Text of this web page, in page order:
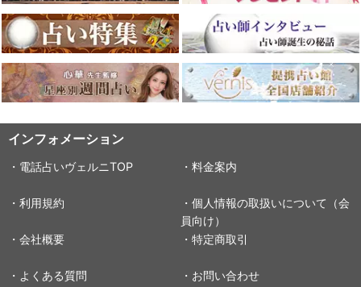
インフォメーション
・電話占いヴェルニTOP ・料金案内
・利用規約
・個人情報の取扱いについて（会
員向け）
・会社概要
・特定商取引
・よくある質問 ・お問い合わせ